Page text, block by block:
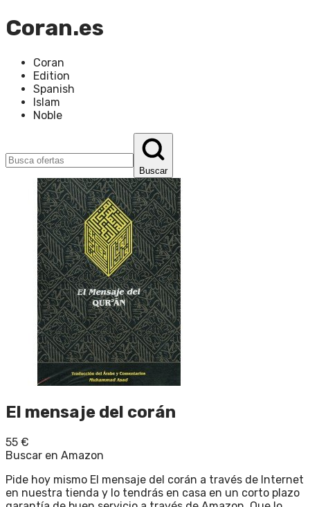
Coran.es
Coran
Edition
Spanish
Islam
Noble
Buscar
El mensaje del corán
55 €
Buscar en Amazon
Pide hoy mismo El mensaje del corán a través de Internet
en nuestra tienda y lo tendrás en casa en un corto plazo